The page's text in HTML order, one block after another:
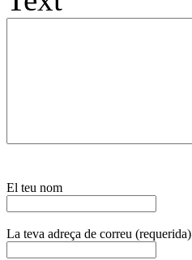
El teu nom
La teva adreça de correu (requerida)